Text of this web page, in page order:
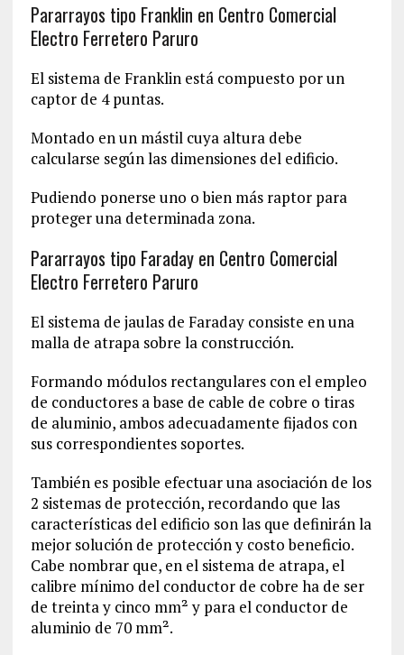
Pararrayos tipo Franklin en Centro Comercial
Electro Ferretero Paruro
El sistema de Franklin está compuesto por un
captor de 4 puntas.
Montado en un mástil cuya altura debe
calcularse según las dimensiones del edificio.
Pudiendo ponerse uno o bien más raptor para
proteger una determinada zona.
Pararrayos tipo Faraday en Centro Comercial
Electro Ferretero Paruro
El sistema de jaulas de Faraday consiste en una
malla de atrapa sobre la construcción.
Formando módulos rectangulares con el empleo
de conductores a base de cable de cobre o tiras
de aluminio, ambos adecuadamente fijados con
sus correspondientes soportes.
También es posible efectuar una asociación de los
2 sistemas de protección, recordando que las
características del edificio son las que definirán la
mejor solución de protección y costo beneficio.
Cabe nombrar que, en el sistema de atrapa, el
calibre mínimo del conductor de cobre ha de ser
de treinta y cinco mm² y para el conductor de
aluminio de 70 mm².